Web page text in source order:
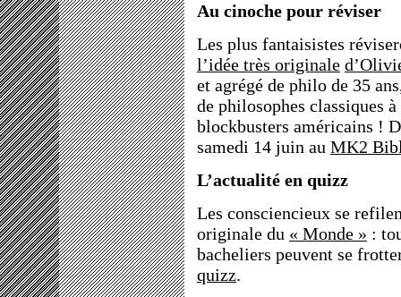
Au cinoche pour réviser
Les plus fantaisistes
l’idée très originale
et agrégé de philo de 35
de philosophes classiques
blockbusters américains !
samedi 14 juin au MK2
L’actualité en quizz
Les consciencieux se
originale du « Monde » :
bacheliers peuvent se
quizz.